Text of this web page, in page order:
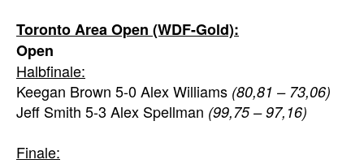
Toronto Area Open (WDF-Gold):
Open
Halbfinale:
Keegan Brown 5-0 Alex Williams (80,81 – 73,06)
Jeff Smith 5-3 Alex Spellman (99,75 – 97,16)
Finale: